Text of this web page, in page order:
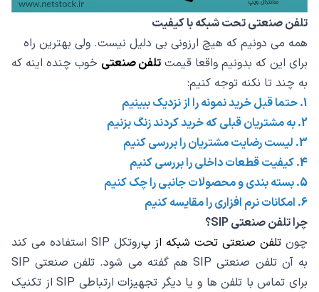
تلفن صنعتی تحت شبکه با کیفیت
همه می دونیم که هیچ ارزونی بی دلیل نیست. ولی بهترین راه
برای این که بدونیم واقعا قیمت تلفن صنعتی خوب چنده اینه که
به چند تا نکنه توجه کنیم:
1. حتما قبل خرید نمونه را از نزدیک ببینیم
2. به مشتریان قبلی که خرید کردند زنگ بزنیم
3. لیست رضایت مشتریان را بررسی کنیم
4. کیفیت قطعات داخلی را بررسی کنیم
5. بسته بندی و محصولات جانبی را چک کنیم
6. امکانات نرم افزاری را مقایسه کنیم
چرا تلفن صنعتی SIP؟
چون تلفن صنعتی تحت شبکه از پ
روتکل SIP استفاده می کند
به آن تلفن صنعتی SIP هم گفته می شود. تلفن صنعتی SIP
برای تماس با تلفن ها و یا دیگر تجهیزات ارتباطی SIP از تکنیک